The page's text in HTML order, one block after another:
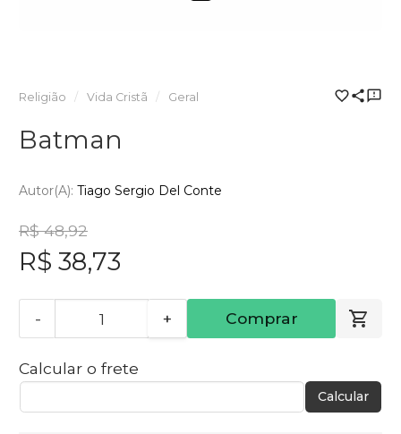
Religião Vida Cristã Geral
Batman
Autor(a): Tiago Sergio Del Conte
R$ 48,92
R$ 38,73
- + Comprar
Calcular o frete
Calcular